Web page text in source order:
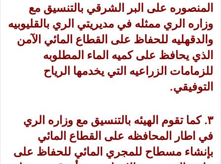
المنصوره على البر الشرقي بالتنسيق مع
وزاره الري ممثله في مديريتي الري بالقليوبيه
والدقهليه للحفاظ على القطاع المائي الآمن
الذي يحافظ على كميه الماء المطلوبه
للزمامات الزراعيه التي يخدمها الرياح
التوفيقي.
٣. كما تقوم الهيئه بالتنسيق مع وزاره الري
في اطار المحافظه على القطاع المائي
بإنشاء مسطاح للمجري المائي للحفاظ على